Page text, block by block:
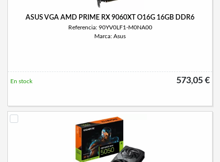
ASUS VGA AMD PRIME RX 9060XT O16G 16GB DDR6
Referencia: 90YV0LF1-M0NA00
Marca: Asus
573,05 €
En stock